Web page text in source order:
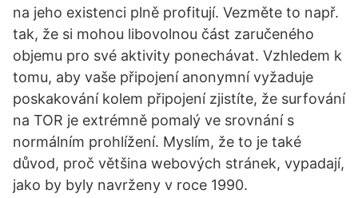
na jeho existenci plně profitují. Vezměte to např.
tak, že si mohou libovolnou část zaručeného
objemu pro své aktivity ponechávat. Vzhledem k
tomu, aby vaše připojení anonymní vyžaduje
poskakování kolem připojení zjistíte, že surfování
na TOR je extrémně pomalý ve srovnání s
normálním prohlížení. Myslím, že to je také
důvod, proč většina webových stránek, vypadají,
jako by byly navrženy v roce 1990.